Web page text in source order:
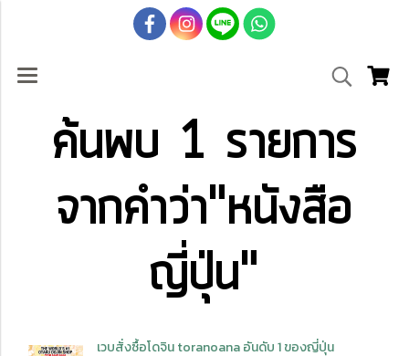
ค้นพบ 1 รายการ
จากคำว่า"หนังสือ
ญี่ปุ่น"
เวบสั่งซื้อโดจิน toranoana อันดับ 1 ของญี่ปุ่น